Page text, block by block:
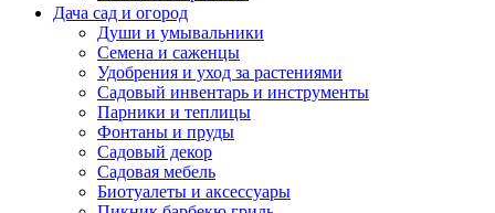
Дача сад и огород
Души и умывальники
Семена и саженцы
Удобрения и уход за растениями
Садовый инвентарь и инструменты
Парники и теплицы
Фонтаны и пруды
Садовый декор
Садовая мебель
Биотуалеты и аксессуары